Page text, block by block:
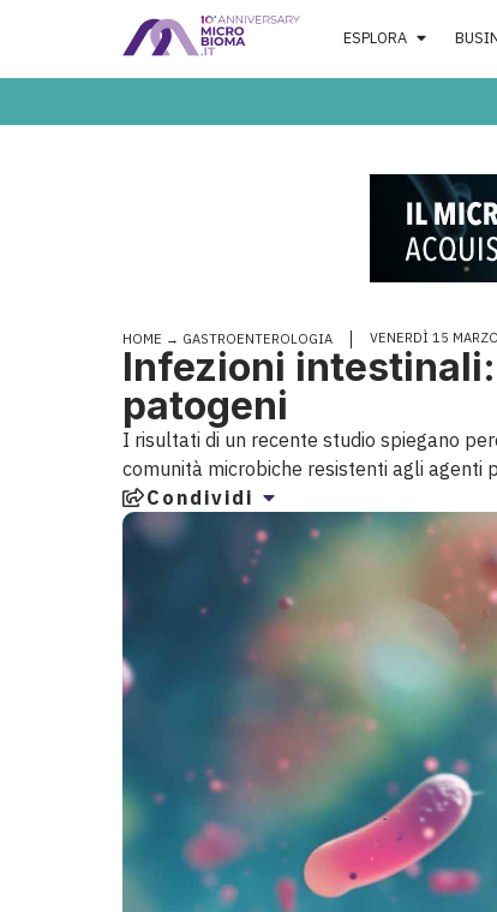
ESPLORA
HOME → GASTROENTEROLOGIA VENERDÌ 15
Infezioni
patogeni
I risultati di un recente studio spiegano
comunità microbiche resistenti agli agenti
Condividi